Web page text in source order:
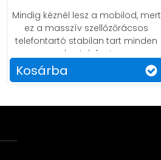
Mindig kéznél lesz a mobilod, mert
ez a masszív szellőzőrácsos
telefontartó stabilan tart minden
okostelefont.
Kosárba